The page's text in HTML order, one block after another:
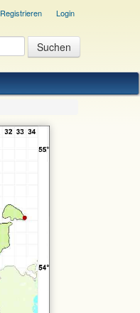
Registrieren Login